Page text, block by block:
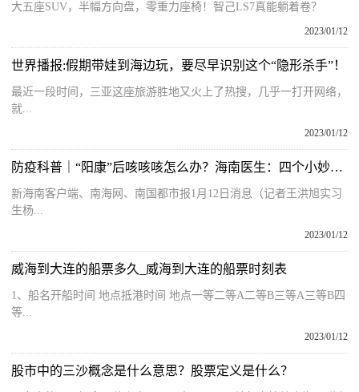
大五座SUV，半幅方向盘，零重力座椅！智己LS7真能躺着卷？
2023/01/12
世界播报:假期带娃到海边玩，要尽早识别这个“隐形杀手”！
最近一段时间，三亚这座旅游胜地又火上了热搜，几乎一打开网络，
就...
2023/01/12
防疫科普｜“阳康”后咳咳咳怎么办？海南医生：四个小妙招缓解
新海南客户端、南海网、南国都市报1月12日消息（记者王洪旭实习
生杨...
2023/01/12
威海到大连的船票多久_威海到大连的船票时刻表
1、船名开船时间 地点抵港时间 地点一等二等A二等B三等A三等B四
等...
2023/01/12
股市中的三沙概念是什么意思？股票定义是什么？